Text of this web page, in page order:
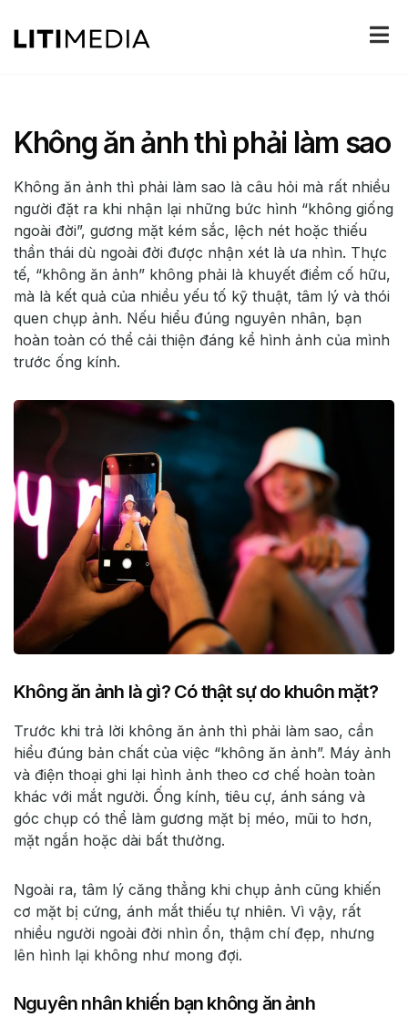
Không ăn ảnh thì phải làm sao
Không ăn ảnh thì phải làm sao là câu hỏi mà rất nhiều
người đặt ra khi nhận lại những bức hình “không giống
ngoài đời”, gương mặt kém sắc, lệch nét hoặc thiếu
thần thái dù ngoài đời được nhận xét là ưa nhìn. Thực
tế, “không ăn ảnh” không phải là khuyết điểm cố hữu,
mà là kết quả của nhiều yếu tố kỹ thuật, tâm lý và thói
quen chụp ảnh. Nếu hiểu đúng nguyên nhân, bạn
hoàn toàn có thể cải thiện đáng kể hình ảnh của mình
trước ống kính.
Không ăn ảnh là gì? Có thật sự do khuôn mặt?
Trước khi trả lời không ăn ảnh thì phải làm sao, cần
hiểu đúng bản chất của việc “không ăn ảnh”. Máy ảnh
và điện thoại ghi lại hình ảnh theo cơ chế hoàn toàn
khác với mắt người. Ống kính, tiêu cự, ánh sáng và
góc chụp có thể làm gương mặt bị méo, mũi to hơn,
mặt ngắn hoặc dài bất thường.
Ngoài ra, tâm lý căng thẳng khi chụp ảnh cũng khiến
cơ mặt bị cứng, ánh mắt thiếu tự nhiên. Vì vậy, rất
nhiều người ngoài đời nhìn ổn, thậm chí đẹp, nhưng
lên hình lại không như mong đợi.
Nguyên nhân khiến bạn không ăn ảnh